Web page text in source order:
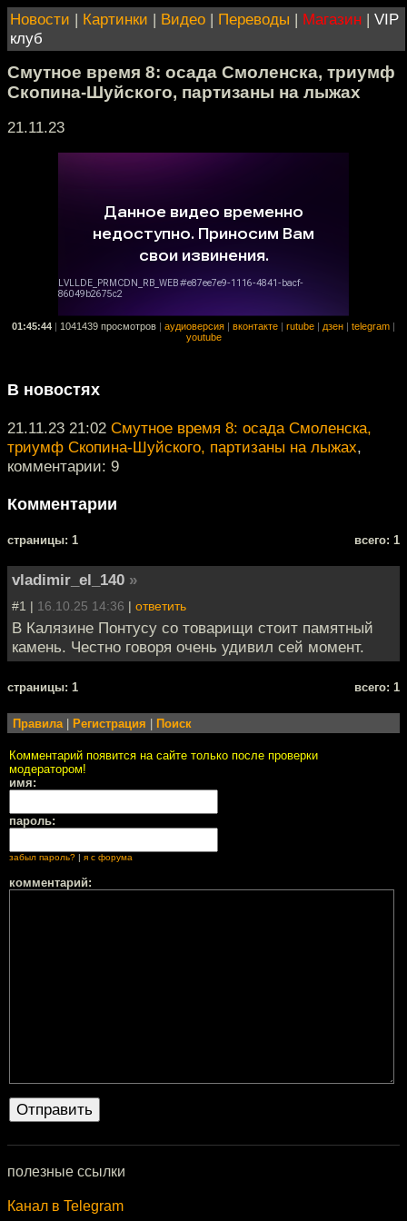
Новости | Картинки | Видео | Переводы | Магазин | VIP
клуб
Смутное время 8: осада Смоленска, триумф
Скопина-Шуйского, партизаны на лыжах
21.11.23
01:45:44 1041439 просмотров аудиоверсия вконтакте rutube дзен telegram
youtube
В новостях
21.11.23 21:02 Смутное время 8: осада Смоленска,
триумф Скопина-Шуйского, партизаны на лыжах,
комментарии: 9
Комментарии
cтраницы: 1 всего: 1
vladimir_el_140 »
#1 | 16.10.25 14:36 | ответить
В Калязине Понтусу со товарищи стоит памятный
камень. Честно говоря очень удивил сей момент.
cтраницы: 1 всего: 1
Правила| Регистрация Поиск
Комментарий появится на сайте только после проверки
модератором!
имя:
пароль:
забыл пароль? я с форума
комментарий:
полезные ссылки
Канал в Telegram